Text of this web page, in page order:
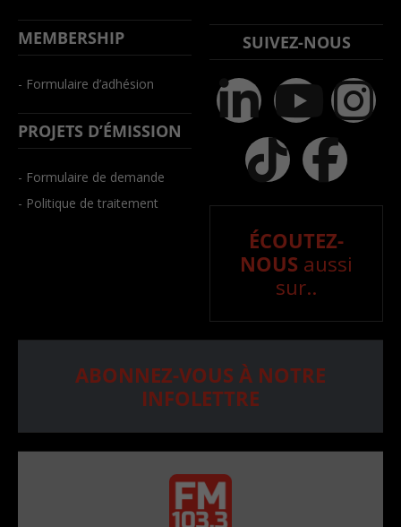
MEMBERSHIP
- Formulaire d’adhésion
PROJETS D’ÉMISSION
- Formulaire de demande
- Politique de traitement
SUIVEZ-NOUS
ÉCOUTEZ-
NOUS aussi
sur..
ABONNEZ-VOUS À NOTRE
INFOLETTRE